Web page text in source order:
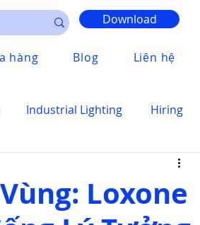
Download
hàng Blog Liên hệ
Industrial Lighting Hiring
Loxone